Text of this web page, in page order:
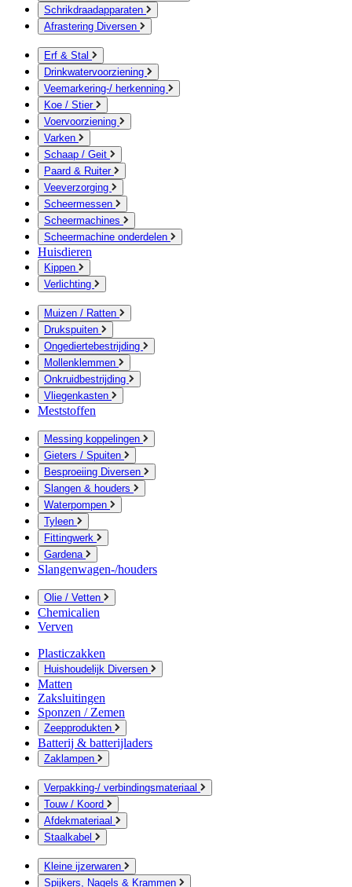
Schrikdraadapparaten
Afrastering Diversen
Erf & Stal
Drinkwatervoorziening
Veemarkering-/ herkenning
Koe / Stier
Voervoorziening
Varken
Schaap / Geit
Paard & Ruiter
Veeverzorging
Scheermessen
Scheermachines
Scheermachine onderdelen
Huisdieren
Kippen
Verlichting
Muizen / Ratten
Drukspuiten
Ongediertebestrijding
Mollenklemmen
Onkruidbestrijding
Vliegenkasten
Meststoffen
Messing koppelingen
Gieters / Spuiten
Besproeiing Diversen
Slangen & houders
Waterpompen
Tyleen
Fittingwerk
Gardena
Slangenwagen-/houders
Olie / Vetten
Chemicalien
Verven
Plasticzakken
Huishoudelijk Diversen
Matten
Zaksluitingen
Sponzen / Zemen
Zeepprodukten
Batterij & batterijladers
Zaklampen
Verpakking-/ verbindingsmateriaal
Touw / Koord
Afdekmateriaal
Staalkabel
Kleine ijzerwaren
Spijkers, Nagels & Krammen